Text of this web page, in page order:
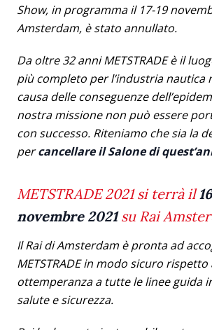
Show, in programma il 17-19
Amsterdam, è stato annullato.
Da oltre 32 anni METSTRADE è il
più completo per l’industria nautica
causa delle conseguenze
nostra missione non può essere
con successo. Riteniamo che sia la
percancellare il Salone di
METSTRADE 2021 si terrà il
novembre 2021su Rai
Il Rai di Amsterdam è pronta ad
METSTRADE in modo sicuro rispetto
ottemperanza a tutte le linee guida
salute e sicurezza.